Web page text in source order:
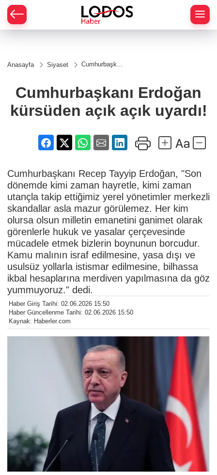
Anasayfa Siyaset
Cumhurbaşkanı
açık uyardı!
Cumhurbaşkanı Erdoğan
kürsüden açık açık uyardı!
Cumhurbaşkanı Recep Tayyip Erdoğan, "Son
dönemde kimi zaman hayretle, kimi zaman
utançla takip ettiğimiz yerel yönetimler merkezli
skandallar asla mazur görülemez. Her kim
olursa olsun milletin emanetini ganimet olarak
görenlerle hukuk ve yasalar çerçevesinde
mücadele etmek bizlerin boynunun borcudur.
Kamu malının israf edilmesine, yasa dışı ve
usulsüz yollarla istismar edilmesine, bilhassa
ikbal hesaplarına merdiven yapılmasına da göz
yummuyoruz." dedi.
Haber Giriş Tarihi: 02.06.2026 15:50
Haber Güncellenme Tarihi: 02.06.2026 15:50
Kaynak: Haberler.com